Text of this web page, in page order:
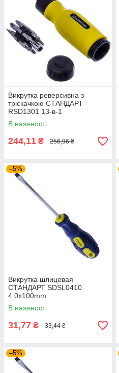
Викрутка реверсивна з
тріскачкою СТАНДАРТ
RSD1301 13-в-1
В наявності
244,11 ₴ 256,96 ₴
–5%
Викрутка шлицевая
СТАНДАРТ SDSL0410
4.0x100mm
В наявності
31,77 ₴ 33,44 ₴
–5%